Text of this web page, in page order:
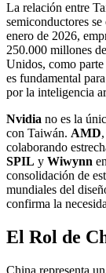
La relación entre
semiconductores
enero de 2026,
250.000 millones
Unidos, como
es fundamental
por la inteligencia
Nvidia no es la
con Taiwán. AMD
colaborando
SPIL y Wiwynn
consolidación de
mundiales del
confirma la
El Rol de
China representa